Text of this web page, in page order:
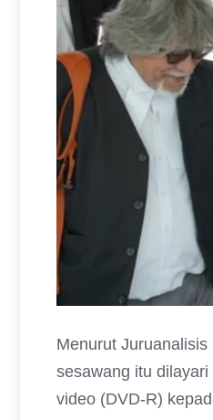
Menurut
sesawang itu
video (DVD-R)